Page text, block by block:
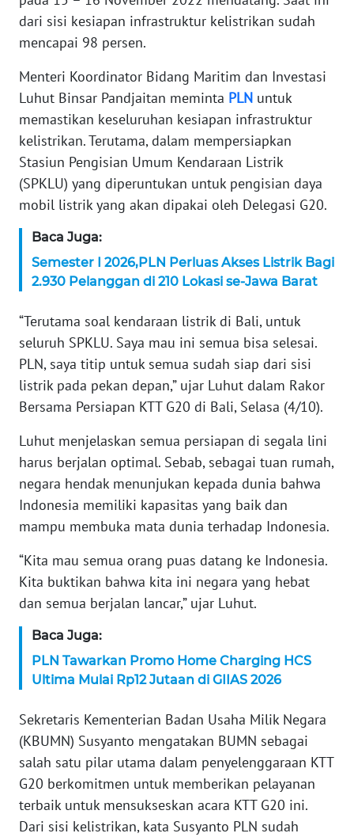
dari sisi kesiapan infrastruktur kelistrikan sudah
mencapai 98 persen.
Menteri Koordinator Bidang Maritim dan Investasi
Luhut Binsar Pandjaitan meminta PLN untuk
memastikan keseluruhan kesiapan infrastruktur
kelistrikan. Terutama, dalam mempersiapkan
Stasiun Pengisian Umum Kendaraan Listrik
(SPKLU) yang diperuntukan untuk pengisian daya
mobil listrik yang akan dipakai oleh Delegasi G20.
Baca Juga:
Semester I 2026,PLN Perluas Akses Listrik Bagi
2.930 Pelanggan di 210 Lokasi se-Jawa Barat
“Terutama soal kendaraan listrik di Bali, untuk
seluruh SPKLU. Saya mau ini semua bisa selesai.
PLN, saya titip untuk semua sudah siap dari sisi
listrik pada pekan depan,” ujar Luhut dalam Rakor
Bersama Persiapan KTT G20 di Bali, Selasa (4/10).
Luhut menjelaskan semua persiapan di segala lini
harus berjalan optimal. Sebab, sebagai tuan rumah,
negara hendak menunjukan kepada dunia bahwa
Indonesia memiliki kapasitas yang baik dan
mampu membuka mata dunia terhadap Indonesia.
“Kita mau semua orang puas datang ke Indonesia.
Kita buktikan bahwa kita ini negara yang hebat
dan semua berjalan lancar,” ujar Luhut.
Baca Juga:
PLN Tawarkan Promo Home Charging HCS
Ultima Mulai Rp12 Jutaan di GIIAS 2026
Sekretaris Kementerian Badan Usaha Milik Negara
(KBUMN) Susyanto mengatakan BUMN sebagai
salah satu pilar utama dalam penyelenggaraan KTT
G20 berkomitmen untuk memberikan pelayanan
terbaik untuk mensukseskan acara KTT G20 ini.
Dari sisi kelistrikan, kata Susyanto PLN sudah
KARIR
DISCLAIMER
News
Regional
WN
SUMUT
WN
JAKARTA
JABAR
WN
BANTEN
NTT
KEPRI
WN
PAPUA
PAPUA
BARAT
WN
RIAU
WN
SERAMBI
WN
JAMBI